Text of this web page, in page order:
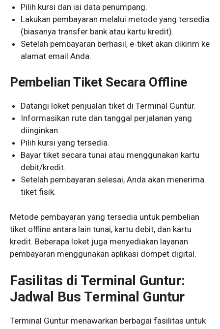
Pilih kursi dan isi data penumpang.
Lakukan pembayaran melalui metode yang tersedia
(biasanya transfer bank atau kartu kredit).
Setelah pembayaran berhasil, e-tiket akan dikirim ke
alamat email Anda.
Pembelian Tiket Secara Offline
Datangi loket penjualan tiket di Terminal Guntur.
Informasikan rute dan tanggal perjalanan yang
diinginkan.
Pilih kursi yang tersedia.
Bayar tiket secara tunai atau menggunakan kartu
debit/kredit.
Setelah pembayaran selesai, Anda akan menerima
tiket fisik.
Metode pembayaran yang tersedia untuk pembelian
tiket offline antara lain tunai, kartu debit, dan kartu
kredit. Beberapa loket juga menyediakan layanan
pembayaran menggunakan aplikasi dompet digital.
Fasilitas di Terminal Guntur:
Jadwal Bus Terminal Guntur
Terminal Guntur menawarkan berbagai fasilitas untuk